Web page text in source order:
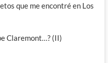
que me encontré en Los
Claremont…? (II)